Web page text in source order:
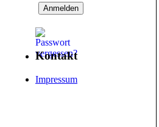
Kontakt
Impressum